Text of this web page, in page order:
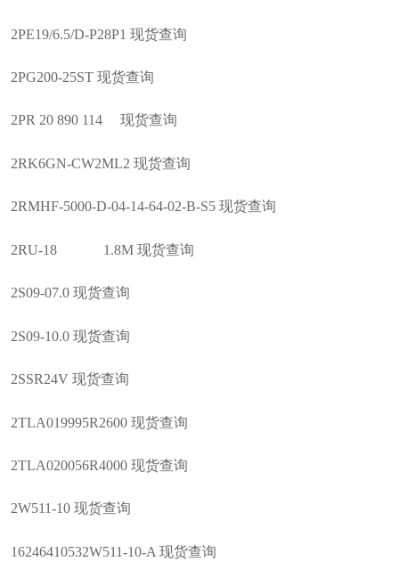
2PE19/6.5/D-P28P1 现货查询
2PG200-25ST 现货查询
2PR 20 890 114 现货查询
2RK6GN-CW2ML2 现货查询
2RMHF-5000-D-04-14-64-02-B-S5 现货查询
2RU-18 1.8M 现货查询
2S09-07.0 现货查询
2S09-10.0 现货查询
2SSR24V 现货查询
2TLA019995R2600 现货查询
2TLA020056R4000 现货查询
2W511-10 现货查询
16246410532W511-10-A 现货查询